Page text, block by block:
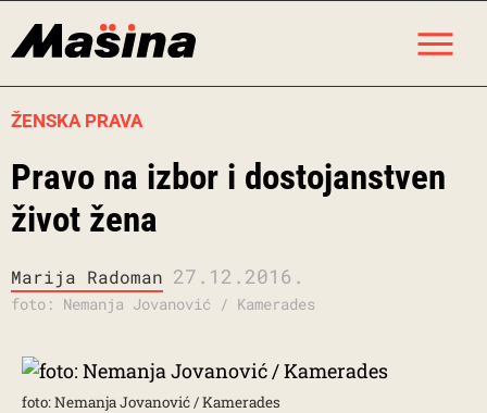
ŽENSKA PRAVA
Pravo na izbor i dostojanstven
život žena
Marija Radoman 27.12.2016.
foto: Nemanja Jovanović / Kamerades
foto: Nemanja Jovanović / Kamerades